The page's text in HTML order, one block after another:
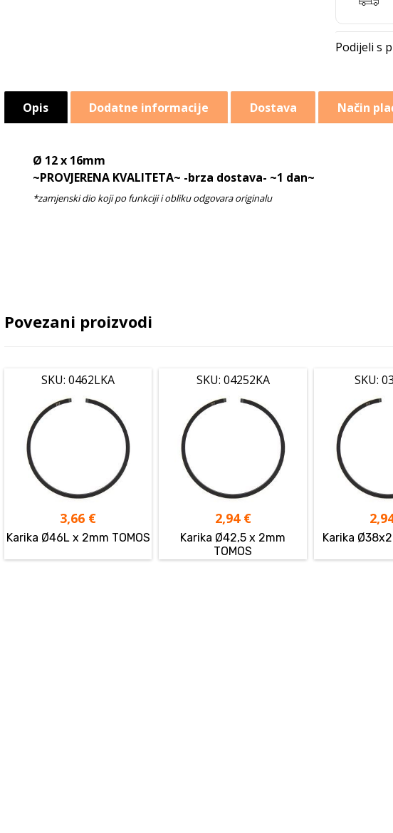
Opis Dodatne informacije Dostava Način
Ø 12 x 16mm
~PROVJERENA KVALITETA~ -brza dostava- ~1 dan~
Povezani proizvodi
SKU: 0462LKA
3,66 €
Karika Ø46L x 2mm TOMOS
SKU: 04252KA
2,94 €
Karika Ø42,5 x 2mm
TOMOS
SKU:
Karika